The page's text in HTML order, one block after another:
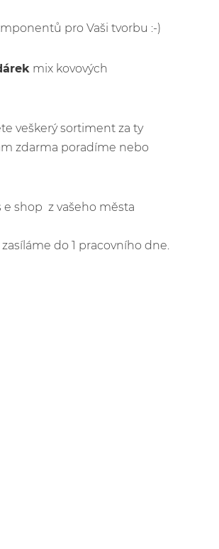
pro Vaši tvorbu :-)
mix kovových
veškerý sortiment za ty
zdarma poradíme nebo
shop z vašeho města
do 1 pracovního dne.